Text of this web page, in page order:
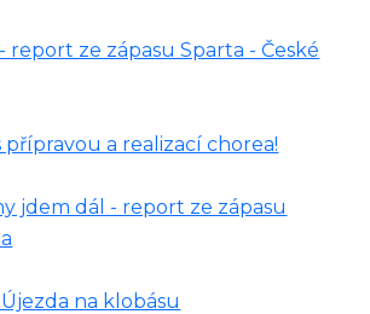
report ze zápasu Sparta - České
přípravou a realizací chorea!
jdem dál - report ze zápasu
na klobásu